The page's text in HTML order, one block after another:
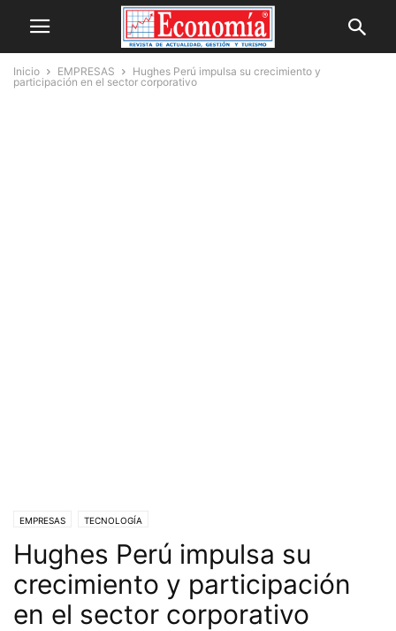
Inicio EMPRESAS
Hughes Perú impulsa su crecimiento y
participación en el sector corporativo
EMPRESAS TECNOLOGÍA
Hughes Perú impulsa su
crecimiento y participación
en el sector corporativo